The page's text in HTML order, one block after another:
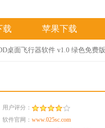
载 苹果下载
桌面飞行器软件 v1.0 绿色免费版
用户评分：
软件官网： www.025sc.com